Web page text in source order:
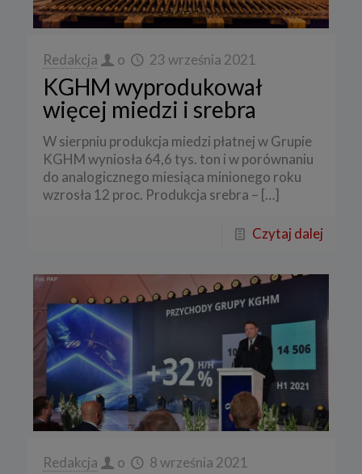
Redakcja o 23 września 2021
KGHM wyprodukował
więcej miedzi i srebra
W sierpniu produkcja miedzi płatnej w Grupie
KGHM wyniosła 64,6 tys. ton i w porównaniu
do analogicznego miesiąca minionego roku
wzrosła 12 proc. Produkcja srebra – […]
Czytaj dalej
Redakcja o 8 września 2021